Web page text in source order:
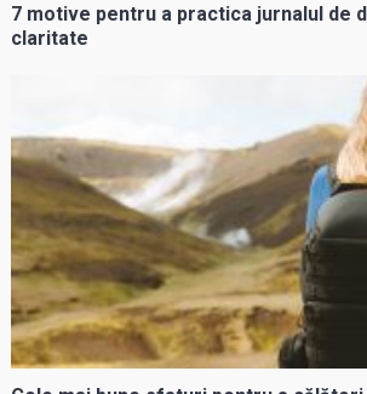
7 motive pentru a practica jurnalul de
claritate